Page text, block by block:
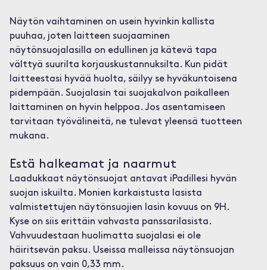
Näytön vaihtaminen on usein hyvinkin kallista
puuhaa, joten laitteen suojaaminen
näytönsuojalasilla on edullinen ja kätevä tapa
välttyä suurilta korjauskustannuksilta. Kun pidät
laitteestasi hyvää huolta, säilyy se hyväkuntoisena
pidempään. Suojalasin tai suojakalvon paikalleen
laittaminen on hyvin helppoa. Jos asentamiseen
tarvitaan työvälineitä, ne tulevat yleensä tuotteen
mukana.
Estä halkeamat ja naarmut
Laadukkaat näytönsuojat antavat iPadillesi hyvän
suojan iskuilta. Monien karkaistusta lasista
valmistettujen näytönsuojien lasin kovuus on 9H.
Kyse on siis erittäin vahvasta panssarilasista.
Vahvuudestaan huolimatta suojalasi ei ole
häiritsevän paksu. Useissa malleissa näytönsuojan
paksuus on vain 0,33 mm.